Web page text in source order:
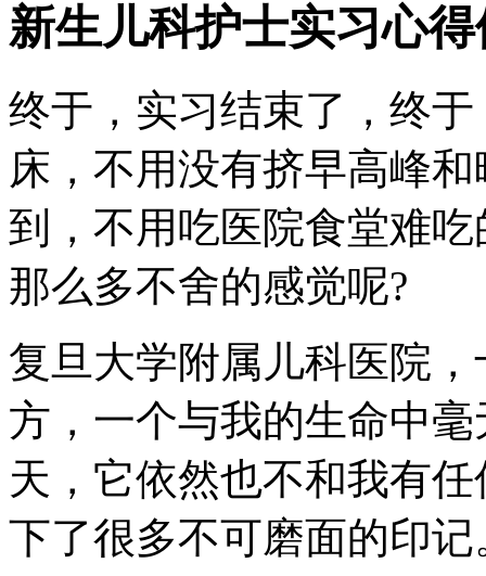
新生儿科护士实习心
终于，实习结束了，终
床，不用没有挤早高峰
到，不用吃医院食堂难
那么多不舍的感觉呢?
复旦大学附属儿科医院
方，一个与我的生命中
天，它依然也不和我有
下了很多不可磨面的印记